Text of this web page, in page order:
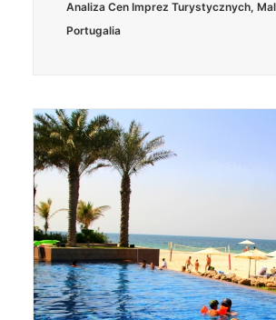
Analiza Cen Imprez Turystycznych,
Portugalia